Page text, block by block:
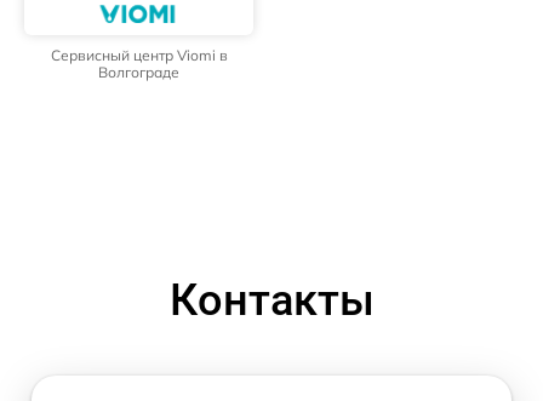
Сервисный центр Viomi в
Волгограде
Контакты